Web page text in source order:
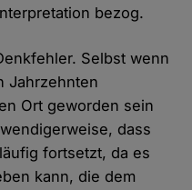
bezog.
Selbst wenn
Jahrzehnten
Ort geworden sein
dass
fortsetzt, da es
kann, die dem